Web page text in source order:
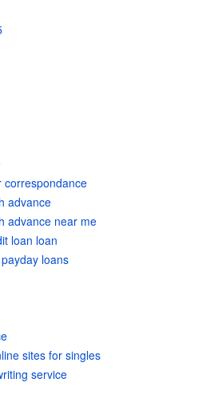
advance
advance near me
loan loan
loans
sites for singles
service